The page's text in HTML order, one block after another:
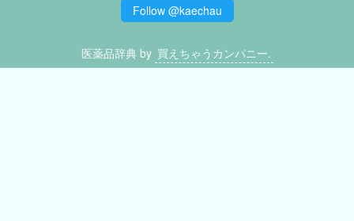
Follow @kaechau
医薬品辞典 by 買えちゃうカンパニー.